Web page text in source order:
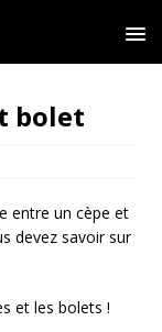
bolet
entre un cèpe et
devez savoir sur
et les bolets !